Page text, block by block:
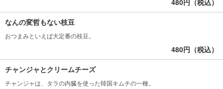
480円（税込）
なんの変哲もない枝豆
おつまみといえば大定番の枝豆。
480円（税込）
チャンジャとクリームチーズ
チャンジャは、タラの内臓を使った韓国キムチの一種。